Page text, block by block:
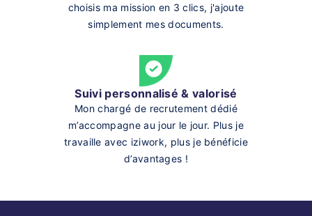
choisis ma mission en 3 clics, j'ajoute
simplement mes documents.
Suivi personnalisé & valorisé
Mon chargé de recrutement dédié
m’accompagne au jour le jour. Plus je
travaille avec iziwork, plus je bénéficie
d’avantages !